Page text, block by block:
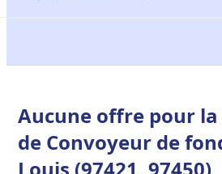
Aucune offre pour
de Convoyeur de
Louis (97421, 97450)